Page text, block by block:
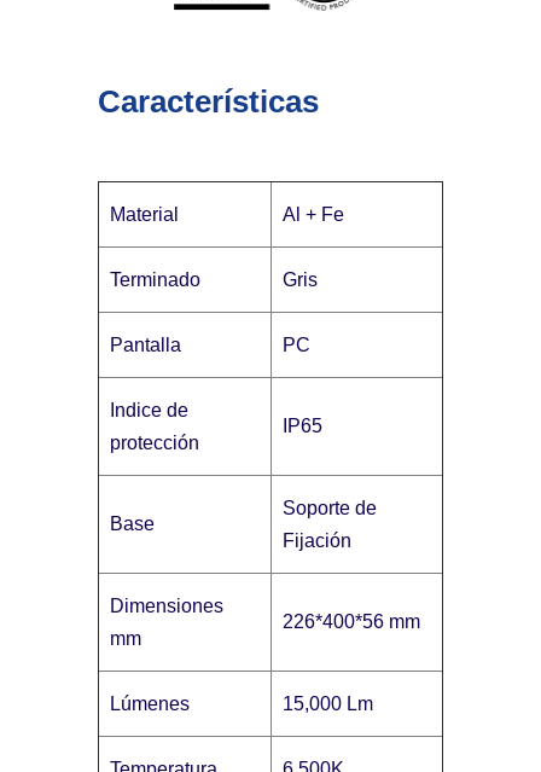
Características
Material Al + Fe
Terminado Gris
Pantalla PC
Indice de
protección
IP65
Base
Soporte de
Fijación
Dimensiones
mm
226*400*56 mm
Lúmenes 15,000 Lm